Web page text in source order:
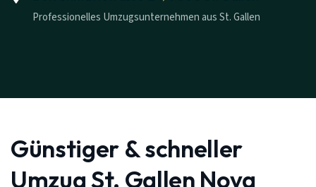
Professionelles Umzugsunternehmen aus St. Gallen
Günstiger & schneller
Umzug St. Gallen Nova